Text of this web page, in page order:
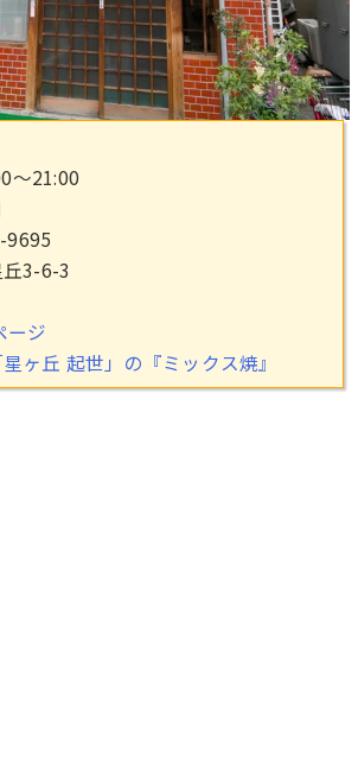
〜21:00
3-6-3
ージ
ヶ丘 起世」の『ミックス焼』